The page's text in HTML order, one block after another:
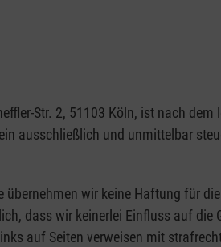
Str. 2, 51103 Köln, ist nach
ausschließlich und unmittelbar
wir keine Haftung für
dass wir keinerlei Einfluss auf
auf Seiten verweisen mit